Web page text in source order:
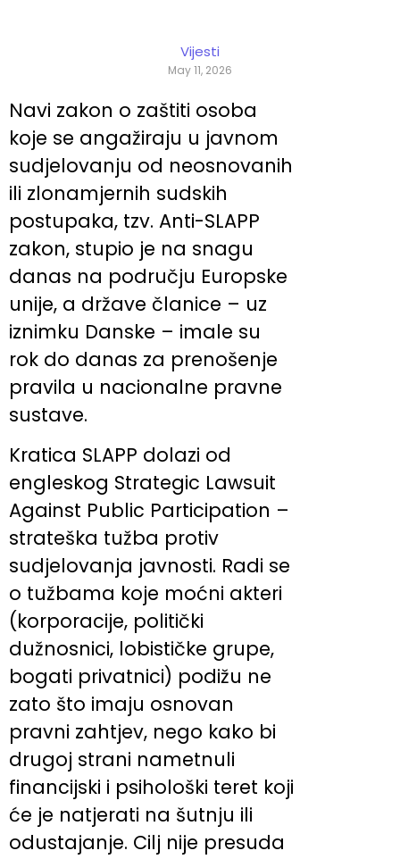
Vijesti
May 11, 2026
Navi zakon o zaštiti osoba
koje se angažiraju u javnom
sudjelovanju od neosnovanih
ili zlonamjernih sudskih
postupaka, tzv. Anti-SLAPP
zakon, stupio je na snagu
danas na području Europske
unije, a države članice – uz
iznimku Danske – imale su
rok do danas za prenošenje
pravila u nacionalne pravne
sustave.
Kratica SLAPP dolazi od
engleskog Strategic Lawsuit
Against Public Participation –
strateška tužba protiv
sudjelovanja javnosti. Radi se
o tužbama koje moćni akteri
(korporacije, politički
dužnosnici, lobističke grupe,
bogati privatnici) podižu ne
zato što imaju osnovan
pravni zahtjev, nego kako bi
drugoj strani nametnuli
financijski i psihološki teret koji
će je natjerati na šutnju ili
odustajanje. Cilj nije presuda